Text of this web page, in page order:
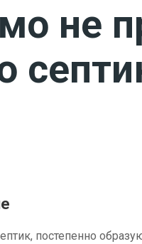
не
постепенно